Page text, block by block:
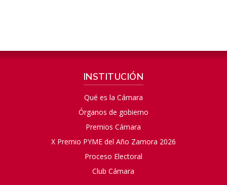
INSTITUCIÓN
Qué es la Cámara
Órganos de gobierno
Premios Cámara
X Premio PYME del Año Zamora 2026
Proceso Electoral
Club Cámara